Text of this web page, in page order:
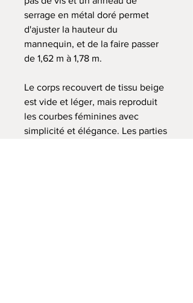
serrage en métal doré permet
d'ajuster la hauteur du
mannequin, et de la faire passer
de 1,62 m à 1,78 m.
Le corps recouvert de tissu beige
est vide et léger, mais reproduit
les courbes féminines avec
simplicité et élégance. Les parties